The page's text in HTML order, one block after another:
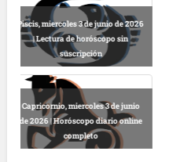
Escorpio, miercoles 3 de junio de
2026 | Horóscopo dinero gratuito
hoy
Virgo, miercoles 3 de junio de 2026
| Lectura horóscopo online sin
coste